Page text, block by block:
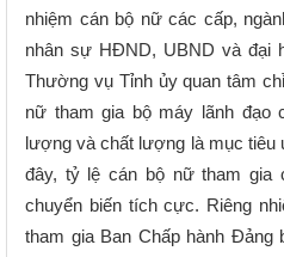
nhiệm cán bộ nữ các cấp,
nhân sự HĐND, UBND và đại
Thường vụ Tỉnh ủy quan tâm
nữ tham gia bộ máy lãnh đạo
lượng và chất lượng là mục tiêu
đây, tỷ lệ cán bộ nữ tham gia
chuyển biến tích cực. Riêng
tham gia Ban Chấp hành Đảng